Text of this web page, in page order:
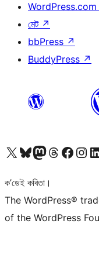
WordPress.com
মেট ↗
bbPress ↗
BuddyPress ↗
আমাৰ X (আগৰ Twitter) একাউণ্টলৈ যাওকআমাৰ Bluesky একাউণ্টলৈ যাওকআমাৰ Mastodon একাউণ্টলৈ যাওকআমাৰ Threads একাউণ্টলৈ যাওকআমাৰ Facebook পৃষ্ঠালৈ যাওকআমাৰ Instagram একাউণ্টলৈ যাওক
আমাৰ
ক’ডেই কবিতা।
The WordPress®
of the WordPress